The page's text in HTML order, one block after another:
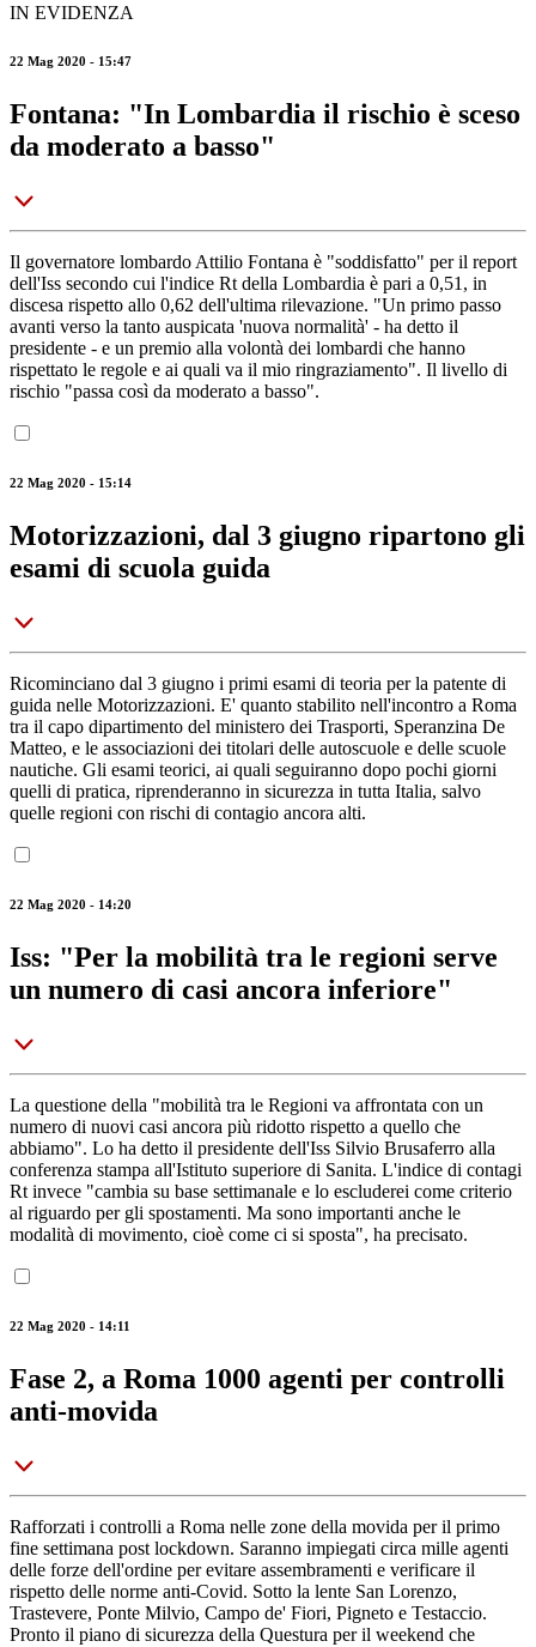
IN EVIDENZA
22 Mag 2020 - 15:47
Fontana: "In Lombardia il rischio è sceso
da moderato a basso"
Il governatore lombardo Attilio Fontana è "soddisfatto" per il report
dell'Iss secondo cui l'indice Rt della Lombardia è pari a 0,51, in
discesa rispetto allo 0,62 dell'ultima rilevazione. "Un primo passo
avanti verso la tanto auspicata 'nuova normalità' - ha detto il
presidente - e un premio alla volontà dei lombardi che hanno
rispettato le regole e ai quali va il mio ringraziamento". Il livello di
rischio "passa così da moderato a basso".
22 Mag 2020 - 15:14
Motorizzazioni, dal 3 giugno ripartono gli
esami di scuola guida
Ricominciano dal 3 giugno i primi esami di teoria per la patente di
guida nelle Motorizzazioni. E' quanto stabilito nell'incontro a Roma
tra il capo dipartimento del ministero dei Trasporti, Speranzina De
Matteo, e le associazioni dei titolari delle autoscuole e delle scuole
nautiche. Gli esami teorici, ai quali seguiranno dopo pochi giorni
quelli di pratica, riprenderanno in sicurezza in tutta Italia, salvo
quelle regioni con rischi di contagio ancora alti.
22 Mag 2020 - 14:20
Iss: "Per la mobilità tra le regioni serve
un numero di casi ancora inferiore"
La questione della "mobilità tra le Regioni va affrontata con un
numero di nuovi casi ancora più ridotto rispetto a quello che
abbiamo". Lo ha detto il presidente dell'Iss Silvio Brusaferro alla
conferenza stampa all'Istituto superiore di Sanita. L'indice di contagi
Rt invece "cambia su base settimanale e lo escluderei come criterio
al riguardo per gli spostamenti. Ma sono importanti anche le
modalità di movimento, cioè come ci si sposta", ha precisato.
22 Mag 2020 - 14:11
Fase 2, a Roma 1000 agenti per controlli
anti-movida
Rafforzati i controlli a Roma nelle zone della movida per il primo
fine settimana post lockdown. Saranno impiegati circa mille agenti
delle forze dell'ordine per evitare assembramenti e verificare il
rispetto delle norme anti-Covid. Sotto la lente San Lorenzo,
Trastevere, Ponte Milvio, Campo de' Fiori, Pigneto e Testaccio.
Pronto il piano di sicurezza della Questura per il weekend che